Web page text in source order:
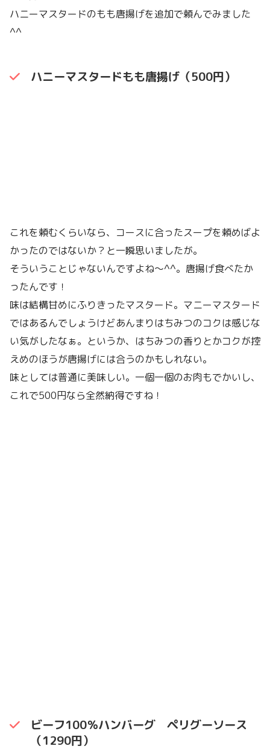
ハニーマスタードのもも唐揚げを追加で頼んでみました
^^
ハニーマスタードもも唐揚げ（500円）
これを頼むくらいなら、コースに合ったスープを頼めばよ
かったのではないか？と一瞬思いましたが。
そういうことじゃないんですよね〜^^。唐揚げ食べたか
ったんです！
味は結構甘めにふりきったマスタード。マニーマスタード
ではあるんでしょうけどあんまりはちみつのコクは感じな
い気がしたなぁ。というか、はちみつの香りとかコクが控
えめのほうが唐揚げには合うのかもしれない。
味としては普通に美味しい。一個一個のお肉もでかいし、
これで500円なら全然納得ですね！
ビーフ100％ハンバーグ ペリグーソース
（1290円）